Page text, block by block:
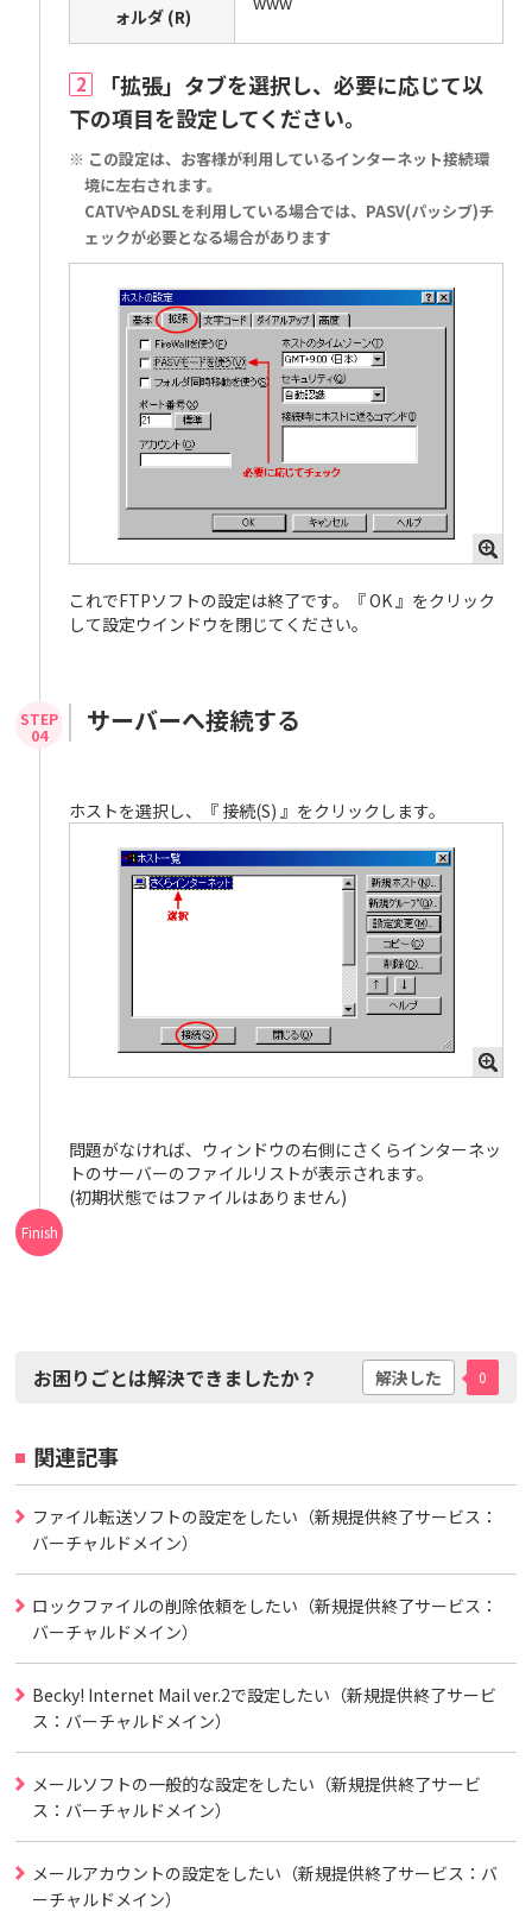
ォルダ (R)
2
「拡張」タブを選択し、必要に応じて以
下の項目を設定してください。
※ この設定は、お客様が利用しているインターネット接続環
境に左右されます。
CATVやADSLを利用している場合では、PASV(パッシブ)チ
ェックが必要となる場合があります
これでFTPソフトの設定は終了です。『 OK 』をクリック
して設定ウインドウを閉じてください。
サーバーへ接続する
ホストを選択し、『 接続(S) 』をクリックします。
問題がなければ、ウィンドウの右側にさくらインターネッ
トのサーバーのファイルリストが表示されます。
(初期状態ではファイルはありません)
お困りごとは解決できましたか？ 解決した 0
関連記事
ファイル転送ソフトの設定をしたい（新規提供終了サービス：
バーチャルドメイン）
ロックファイルの削除依頼をしたい（新規提供終了サービス：
バーチャルドメイン）
Becky! Internet Mail ver.2で設定したい（新規提供終了サービ
ス：バーチャルドメイン）
メールソフトの一般的な設定をしたい（新規提供終了サービ
ス：バーチャルドメイン）
メールアカウントの設定をしたい（新規提供終了サービス：バ
ーチャルドメイン）